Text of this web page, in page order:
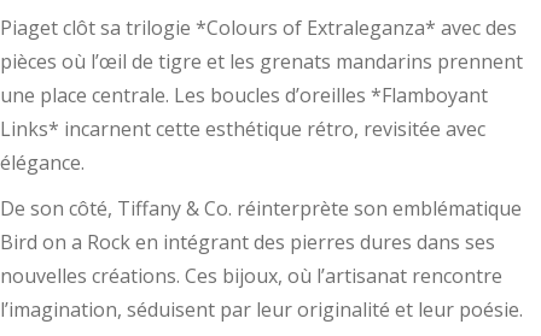
Piaget clôt sa trilogie *Colours of Extraleganza* avec des
pièces où l’œil de tigre et les grenats mandarins prennent
une place centrale. Les boucles d’oreilles *Flamboyant
Links* incarnent cette esthétique rétro, revisitée avec
élégance.
De son côté, Tiffany & Co. réinterprète son emblématique
Bird on a Rock en intégrant des pierres dures dans ses
nouvelles créations. Ces bijoux, où l’artisanat rencontre
l’imagination, séduisent par leur originalité et leur poésie.